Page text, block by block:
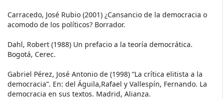
Carracedo, José Rubio (2001) ¿Cansancio de la democracia o
acomodo de los políticos? Borrador.
Dahl, Robert (1988) Un prefacio a la teoría democrática.
Bogotá, Cerec.
Gabriel Pérez, José Antonio de (1998) “La crítica elitista a la
democracia”. En: del Águila,Rafael y Vallespín, Fernando. La
democracia en sus textos. Madrid, Alianza.